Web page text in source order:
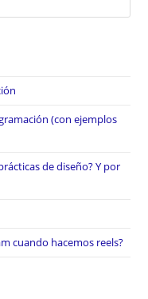
(con ejemplos
de diseño? Y por
cuando hacemos reels?